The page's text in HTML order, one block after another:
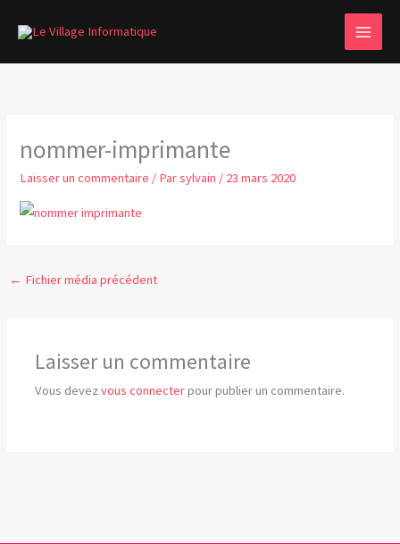
nommer-imprimante
Laisser un commentaire / Parsylvain / 23 mars 2020
← Fichier média précédent
Laisser un commentaire
Vous devezvous connecterpour publier un commentaire.